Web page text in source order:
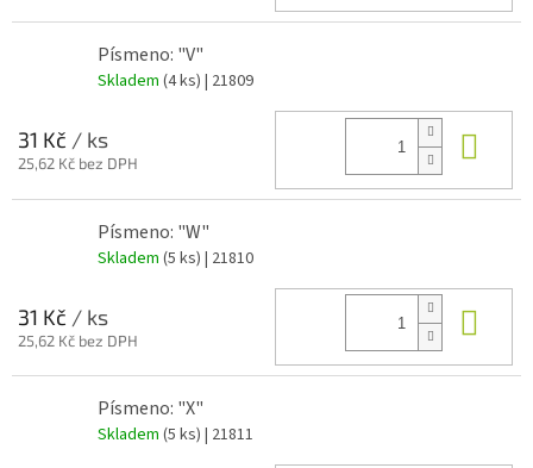
Písmeno: "V"
Skladem (4 ks) | 21809
31 Kč / ks
25,62 Kč bez DPH
Písmeno: "W"
Skladem (5 ks) | 21810
31 Kč / ks
25,62 Kč bez DPH
Písmeno: "X"
Skladem (5 ks) | 21811